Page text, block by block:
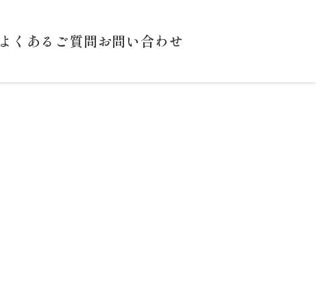
よくあるご質問お問い合わせ